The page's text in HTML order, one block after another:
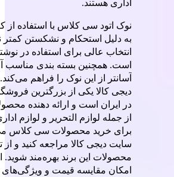
اداری هستند.
نوک اتود سی کلاس با استفاده از
به دلیل استحکام و نشکستن کمتر
انتخاب عالی برای استفاده در
است. همچنین بسته بندی مناسب
آسانتر از این نوک را فراهم می‌کند.
دیجی کالا یکی از بزرگترین
در ایران است و ارائه دهنده
از جمله لوازم التحریر و لوازم
برای خرید محصولات سی کلاس
سایت دیجی کالا مراجعه کنید و از
محصولات این برند بهره‌مند شوید.
امکان مقایسه قیمت و